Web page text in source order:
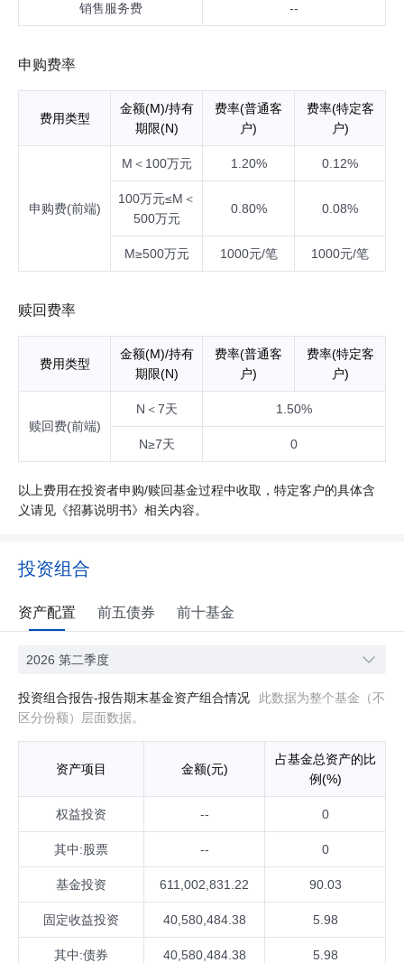
销售服务费 --
申购费率
费用类型
金额(M)/持有
期限(N)
费率(普通客
户)
费率(特定客
户)
申购费(前端)
M＜100万元 1.20% 0.12%
100万元≤M＜
500万元
0.80% 0.08%
M≥500万元 1000元/笔 1000元/笔
赎回费率
费用类型
金额(M)/持有
期限(N)
费率(普通客
户)
费率(特定客
户)
赎回费(前端)
N＜7天 1.50%
N≥7天 0
以上费用在投资者申购/赎回基金过程中收取，特定客户的具体含
义请见《招募说明书》相关内容。
投资组合
资产配置 前五债券 前十基金
2026 第二季度
投资组合报告-报告期末基金资产组合情况
此数据为整个基金（不
区分份额）层面数据。
资产项目 金额(元)
占基金总资产的比
例(%)
权益投资 -- 0
其中:股票 -- 0
基金投资 611,002,831.22 90.03
固定收益投资 40,580,484.38 5.98
其中:债券 40,580,484.38 5.98